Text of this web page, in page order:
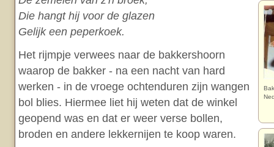
Die hangt hij voor de glazen
Gelijk een peperkoek.
Het rijmpje verwees naar de bakkershoorn
waarop de bakker - na een nacht van hard
werken - in de vroege ochtenduren zijn wangen
bol blies. Hiermee liet hij weten dat de winkel
geopend was en dat er weer verse bollen,
broden en andere lekkernijen te koop waren.